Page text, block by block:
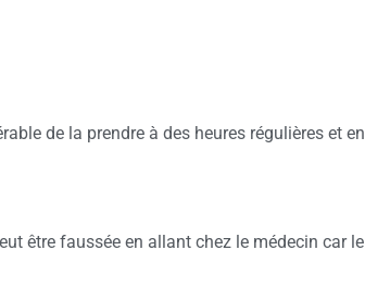
de la prendre à des heures régulières et en
être faussée en allant chez le médecin car le